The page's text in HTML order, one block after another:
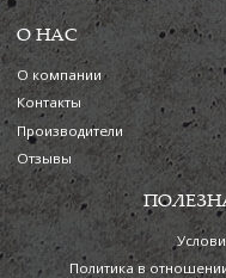
О НАС
О компании
Контакты
Производители
Отзывы
Политика в